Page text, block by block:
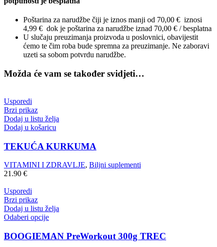
Poštarina za narudžbe čiji je iznos manji od 70,00 € iznosi
4,99 € dok je poštarina za narudžbe iznad 70,00 € / besplatna
U slučaju preuzimanja proizvoda u poslovnici, obavijestit
ćemo te čim roba bude spremna za preuzimanje. Ne zaboravi
uzeti sa sobom potvrdu narudžbe.
Možda će vam se također svidjeti…
Usporedi
Brzi prikaz
Dodaj u listu želja
Dodaj u košaricu
TEKUĆA KURKUMA
VITAMINI I ZDRAVLJE, Biljni suplementi
21.90 €
Usporedi
Brzi prikaz
Dodaj u listu želja
Odaberi opcije
BOOGIEMAN PreWorkout 300g TREC